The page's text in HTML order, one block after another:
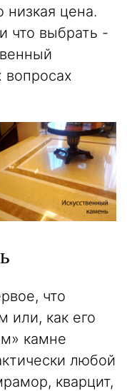
низкая цена.
что выбрать -
вопросах
что
или, как его
камне
любой
кварцит,